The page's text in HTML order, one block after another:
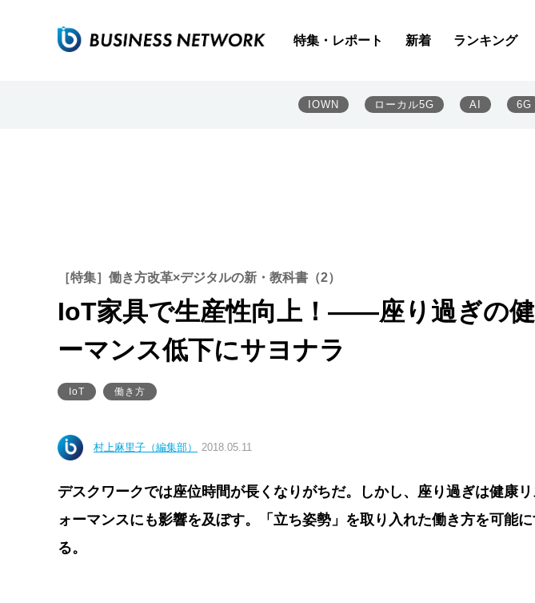
特集・レポート 新着 ランキング
IOWN ローカル5G AI 6G
［特集］働き方改革×デジタルの新・教科書（2）
IoT家具で生産性向上！――座り過ぎの
ーマンス低下にサヨナラ
IoT 働き方
村上麻里子（編集部） 2018.05.11
デスクワークでは座位時間が長くなりがちだ。しかし、座り過ぎは健康
ォーマンスにも影響を及ぼす。「立ち姿勢」を取り入れた働き方を可能
る。